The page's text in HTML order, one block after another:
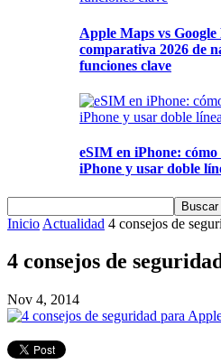
Apple Maps vs
comparativa 2026 de
funciones clave
eSIM en iPhone:
iPhone y usar doble
Inicio Actualidad 4 consejos de
4 consejos de
Nov 4, 2014